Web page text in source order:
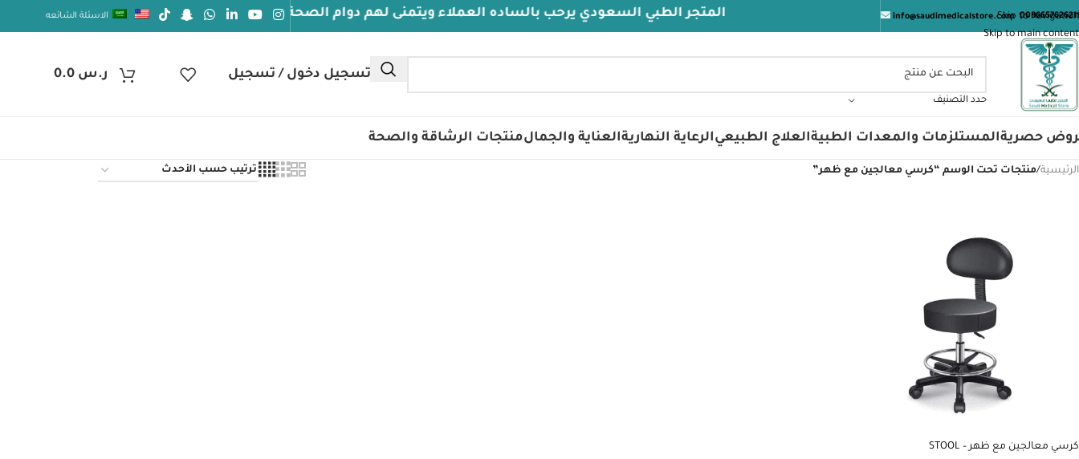
Skip to navigation
Skip to main content
info@saudimedicalstore.com المتجر الطبي السعودي يرحب بالساده العملاء ويتمنى لهم دوام الصحة والعافيه الاسئلة الشائعه
حدد التصنيف
تسجيل دخول / تسجيل ر.س
حصريةالمستلزمات والمعدات الطبيةالعلاج الطبيعيالرعاية النهاريةالعناية والجمالمنتجات الرشاقة والصحة
الرئيسية/منتجات تحت الوسم “كرسي معالجين مع ظهر”
كرسي معالجين مع ظهر – STOOL